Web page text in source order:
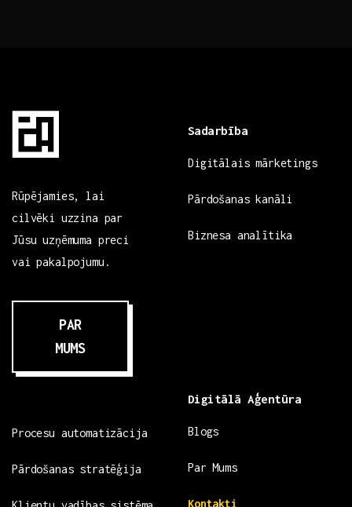
Rūpējamies, lai
cilvēki uzzina par
Jūsu uzņēmuma preci
vai pakalpojumu.
PAR
MUMS
Sadarbība
Digitālais mārketings
Pārdošanas kanāli
Biznesa analītika
Procesu automatizācija
Pārdošanas stratēģija
Digitālā Aģentūra
Blogs
Par Mums
Kontakti